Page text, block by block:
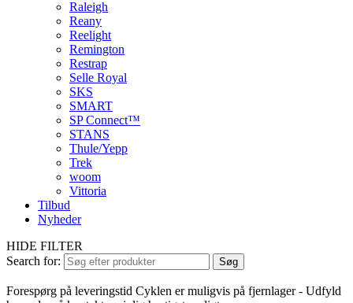
Raleigh
Reany
Reelight
Remington
Restrap
Selle Royal
SKS
SMART
SP Connect™
STANS
Thule/Yepp
Trek
woom
Vittoria
Tilbud
Nyheder
HIDE FILTER
Search for:
Søg
Forespørg på leveringstid Cyklen er muligvis på fjernlager - Udfyld